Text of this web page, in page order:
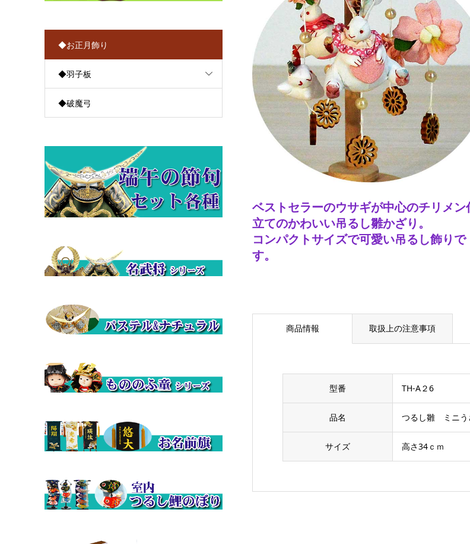
ベストセラーのウサギが中心のチリメン
立てのかわいい吊るし雛かざり。
コンパクトサイズで可愛い吊るし飾りで
す。
商品情報 取扱上の注意事項
型番 TH-A２6
品名 つるし雛 ミニ
サイズ 高さ34ｃｍ
◆お正月飾り
◆羽子板
◆破魔弓